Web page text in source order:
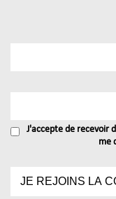
J'accepte de recevoir
me